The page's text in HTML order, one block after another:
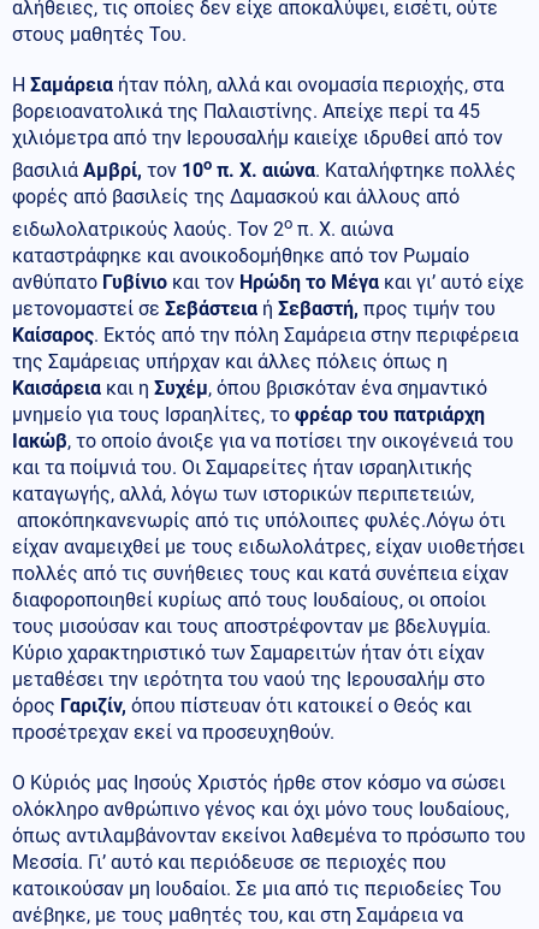
αλήθειες, τις οποίες δεν είχε αποκαλύψει, εισέτι, ούτε
στους μαθητές Του.
Η Σαμάρεια ήταν πόλη, αλλά και ονομασία περιοχής, στα
βορειοανατολικά της Παλαιστίνης. Απείχε περί τα 45
χιλιόμετρα από την Ιερουσαλήμ καιείχε ιδρυθεί από τον
βασιλιά Αμβρί, τον 10ο π. Χ. αιώνα. Καταλήφτηκε πολλές
φορές από βασιλείς της Δαμασκού και άλλους από
ειδωλολατρικούς λαούς. Τον 2ο π. Χ. αιώνα
καταστράφηκε και ανοικοδομήθηκε από τον Ρωμαίο
ανθύπατο Γυβίνιο και τον Ηρώδη το Μέγα και γι’ αυτό είχε
μετονομαστεί σε Σεβάστεια ή Σεβαστή, προς τιμήν του
Καίσαρος. Εκτός από την πόλη Σαμάρεια στην περιφέρεια
της Σαμάρειας υπήρχαν και άλλες πόλεις όπως η
Καισάρεια και η Συχέμ, όπου βρισκόταν ένα σημαντικό
μνημείο για τους Ισραηλίτες, το φρέαρ του πατριάρχη
Ιακώβ, το οποίο άνοιξε για να ποτίσει την οικογένειά του
και τα ποίμνιά του. Οι Σαμαρείτες ήταν ισραηλιτικής
καταγωγής, αλλά, λόγω των ιστορικών περιπετειών,
αποκόπηκανενωρίς από τις υπόλοιπες φυλές.Λόγω ότι
είχαν αναμειχθεί με τους ειδωλολάτρες, είχαν υιοθετήσει
πολλές από τις συνήθειες τους και κατά συνέπεια είχαν
διαφοροποιηθεί κυρίως από τους Ιουδαίους, οι οποίοι
τους μισούσαν και τους αποστρέφονταν με βδελυγμία.
Κύριο χαρακτηριστικό των Σαμαρειτών ήταν ότι είχαν
μεταθέσει την ιερότητα του ναού της Ιερουσαλήμ στο
όρος Γαριζίν, όπου πίστευαν ότι κατοικεί ο Θεός και
προσέτρεχαν εκεί να προσευχηθούν.
Ο Κύριός μας Ιησούς Χριστός ήρθε στον κόσμο να σώσει
ολόκληρο ανθρώπινο γένος και όχι μόνο τους Ιουδαίους,
όπως αντιλαμβάνονταν εκείνοι λαθεμένα το πρόσωπο του
Μεσσία. Γι’ αυτό και περιόδευσε σε περιοχές που
κατοικούσαν μη Ιουδαίοι. Σε μια από τις περιοδείες Του
ανέβηκε, με τους μαθητές του, και στη Σαμάρεια να